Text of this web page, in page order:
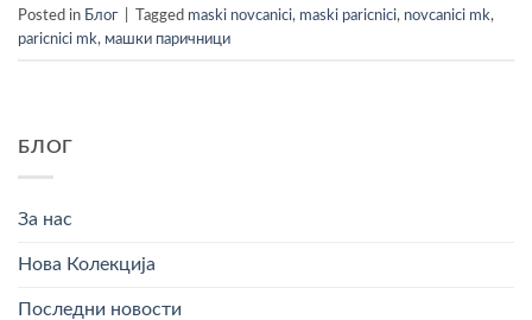
Posted in Блог Tagged maski novcanici, maski paricnici, novcanici mk,
paricnici mk, машки паричници
БЛОГ
За нас
Нова Колекција
Последни новости